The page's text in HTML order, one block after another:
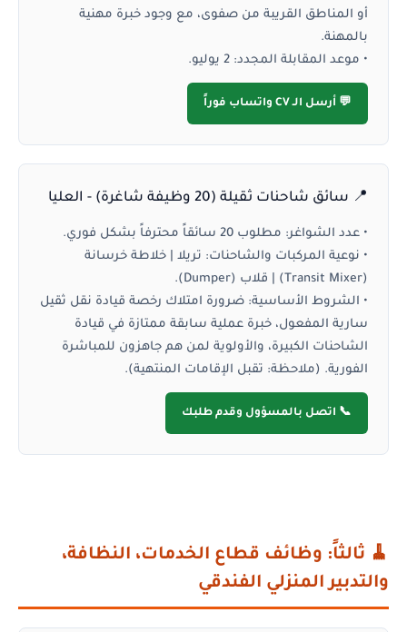
أو المناطق القريبة من صفوى، مع وجود خبرة مهنية
بالمهنة.
• موعد المقابلة المجدد:
💬 أرسل الـ CV واتساب فوراً
📍 سائق شاحنات ثقيلة (20 وظيفة شاغرة) - العليا
• عدد الشواغر: مطلوب 20 سائقاً محترفاً بشكل فوري.
• نوعية المركبات والشاحنات: تريلا | خلاطة خرسانة
(Transit Mixer) | قلاب (Dumper).
• الشروط الأساسية: ضرورة امتلاك رخصة قيادة نقل ثقيل
سارية المفعول، خبرة عملية سابقة ممتازة في قيادة
الشاحنات الكبيرة، والأولوية لمن هم جاهزون للمباشرة
الفورية. (ملاحظة: تقبل الإقامات المنتهية).
📞 اتصل بالمسؤول وقدم طلبك
🧹 ثالثاً: وظائف قطاع الخدمات، النظافة،
والتدبير المنزلي الفندقي